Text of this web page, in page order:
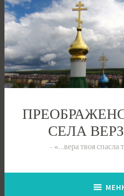
Перейти
к
содержимому
СЕЛА
«…вера твоя спасла